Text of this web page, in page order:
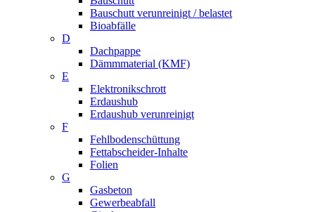
Bauschutt verunreinigt / belastet
Bioabfälle
D
Dachpappe
Dämmmaterial (KMF)
E
Elektronikschrott
Erdaushub
Erdaushub verunreinigt
F
Fehlbodenschüttung
Fettabscheider-Inhalte
Folien
G
Gasbeton
Gewerbeabfall